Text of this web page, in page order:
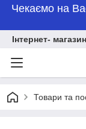
Чекаємо на
Інтернет-
Товари та